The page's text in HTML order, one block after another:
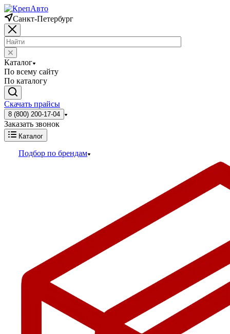
Санкт-Петербург
Каталог
По всему сайту
По каталогу
Скачать прайсы
8 (800) 200-17-04
Заказать звонок
Каталог
Подбор по брендам